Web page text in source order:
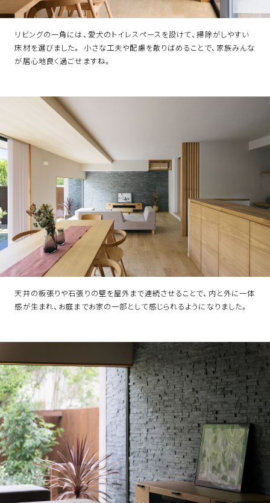
リビングの一角には、愛犬のトイレスペースを設けて、掃除がしやすい
床材を選びました。 小さな工夫や配慮を散りばめることで、家族みんな
が居心地良く過ごせますね。
天井の板張りや石張りの壁を屋外まで連続させることで、内と外に一体
感が生まれ、お庭までお家の一部として感じられるようになりました。